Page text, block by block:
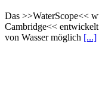
Das >>WaterScope<<
Cambridge<<
von Wasser möglich [...]